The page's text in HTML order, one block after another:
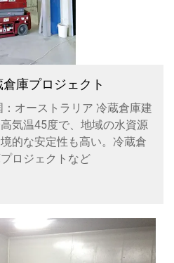
庫プロジェクト
オーストラリア 冷蔵倉庫建
気温45度で、地域の水資源
的な安定性も高い。冷蔵倉
ロジェクトなど